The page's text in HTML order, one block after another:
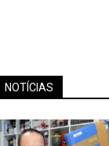
NOTÍCIAS